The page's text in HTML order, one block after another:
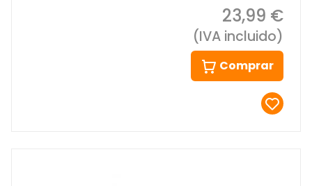
23,99 €
(IVA incluido)
Comprar